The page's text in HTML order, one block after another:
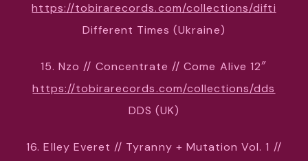
https://tobirarecords.com/collections/difti
Different Times (Ukraine)
15. Nzo // Concentrate // Come Alive 12″
https://tobirarecords.com/collections/dds
DDS (UK)
16. Elley Everet // Tyranny + Mutation Vol. 1 //